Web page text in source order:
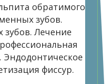
обратимого
зубов.
Лечение
Эндодонтическое
фиссур.